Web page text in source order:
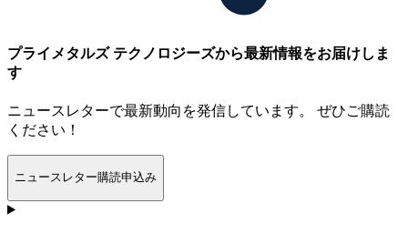
プライメタルズ テクノロジーズから最新情報をお届けしま
す
ニュースレターで最新動向を発信しています。 ぜひご購読
ください！
ニュースレター購読申込み